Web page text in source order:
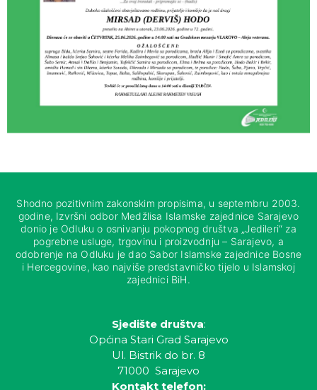
Shodno pozitivnim zakonskim propisima, u septembru 2003.
godine, Izvršni odbor Medžlisa Islamske zajednice Sarajevo
donio je Odluku o osnivanju pokopnog društva „Jedileri“ za
pogrebne usluge, trgovinu i proizvodnju – Sarajevo, a
odobrenje na Odluku je dao Sabor Islamske zajednice Bosne
i Hercegovine, kao najviše predstavničko tijelo u Islamskoj
zajednici BiH.
Sjedište društva:
Općina Stari Grad Sarajevo
Ul. Bistrik do br. 8
71000 Sarajevo
Kontakt telefon: